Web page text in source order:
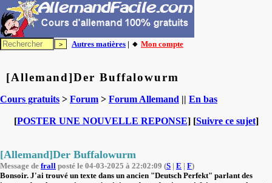
Autres matières | 🔸 Mon compte
[Allemand]Der Buffalowurm
Cours gratuits > Forum > Forum Allemand || En bas
[POSTER UNE NOUVELLE REPONSE] [Suivre ce sujet]
[Allemand]Der Buffalowurm
Message de frall posté le 04-03-2025 à 22:02:09 (S | E | F)
Bonsoir. J'ai trouvé un texte dans un ancien "Deutsch Perfekt" parlant des